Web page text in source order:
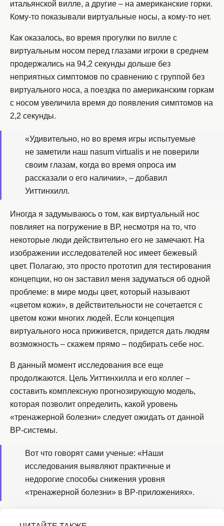
итальянской вилле, а другие – на американские горки.
Кому-то показывали виртуальные носы, а кому-то нет.
Как оказалось, во время прогулки по вилле с
виртуальным носом перед глазами игроки в среднем
продержались на 94,2 секунды дольше без
неприятных симптомов по сравнению с группой без
виртуального носа, а поездка по американским горкам
с носом увеличила время до появления симптомов на
2,2 секунды.
«Удивительно, но во время игры испытуемые
не заметили наш nasum virtualis и не поверили
своим глазам, когда во время опроса им
рассказали о его наличии», – добавил
Уиттинхилл.
Иногда я задумываюсь о том, как виртуальный нос
повлияет на погружение в ВР, несмотря на то, что
некоторые люди действительно его не замечают. На
изображении исследователей нос имеет бежевый
цвет. Полагаю, это просто прототип для тестирования
концепции, но он заставил меня задуматься об одной
проблеме: в мире моды цвет, который называют
«цветом кожи», в действительности не сочетается с
цветом кожи многих людей. Если концепция
виртуального носа приживется, придется дать людям
возможность – скажем прямо – подбирать себе нос.
В данный момент исследования все еще
продолжаются. Цель Уиттинхилла и его коллег –
составить комплексную прогнозирующую модель,
которая позволит определить, какой уровень
«тренажерной болезни» следует ожидать от данной
ВР-системы.
Вот что говорят сами ученые: «Наши
исследования выявляют практичные и
недорогие способы снижения уровня
«тренажерной болезни» в ВР-приложениях».